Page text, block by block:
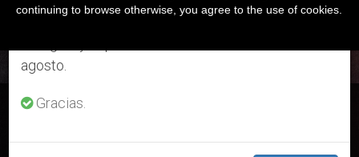
ÚLTIMAS NOTICIAS
La Comisión de 'croatas católicos' y 'serbios ortodoxos'
agosto.
Gracias.
continuing to browse otherwise, you agree to the use of cookies.